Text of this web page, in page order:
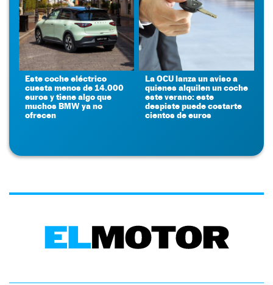
Este coche eléctrico
cuesta menos de 14.000
euros y tiene algo que
muchos BMW ya no
ofrecen
La OCU lanza un aviso a
quienes alquilen un coche
este verano: este
despiste puede costarte
cientos de euros